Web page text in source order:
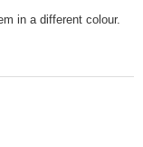
in a different colour.